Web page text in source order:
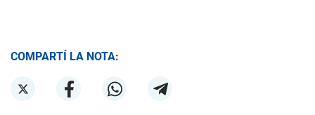
COMPARTÍ LA NOTA: